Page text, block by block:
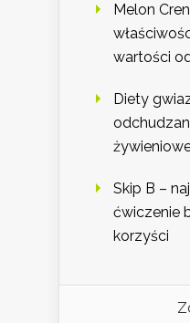
Melon
wartości
Diety
Skip B –
ćwiczenie
korzyści